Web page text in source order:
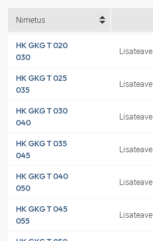
Nimetus
HK GKG T 020
030
Lisateave
HK GKG T 025
035
Lisateave
HK GKG T 030
040
Lisateave
HK GKG T 035
045
Lisateave
HK GKG T 040
050
Lisateave
HK GKG T 045
055
Lisateave